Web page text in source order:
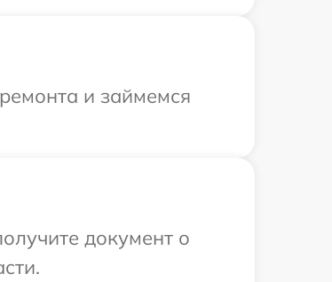
и займемся
документ о